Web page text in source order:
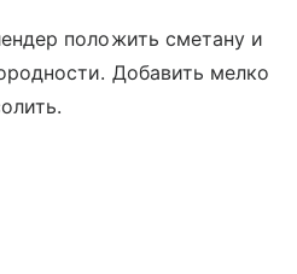
положить сметану и
Добавить мелко